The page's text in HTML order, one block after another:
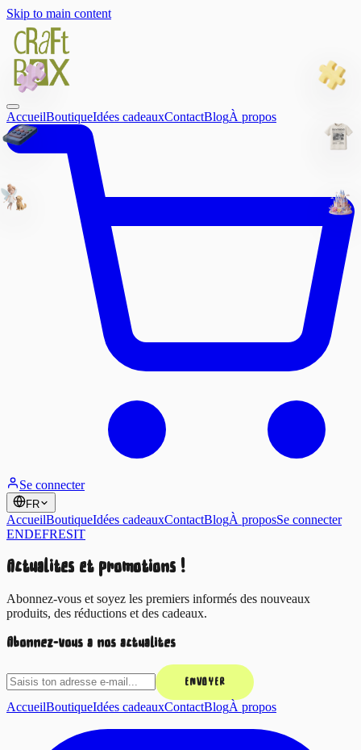
Skip to main content
AccueilBoutiqueIdées cadeauxContactBlogÀ propos
Se connecter
FR
AccueilBoutiqueIdées cadeauxContactBlogÀ proposSe connecter
ENDEFRESIT
Actualités et promotions !
Abonnez-vous et soyez les premiers informés des nouveaux
produits, des réductions et des cadeaux.
Abonnez-vous à nos actualités
ENVOYER
AccueilBoutiqueIdées cadeauxContactBlogÀ propos